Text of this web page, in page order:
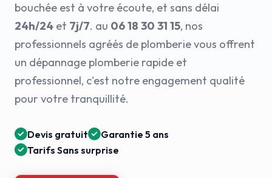
bouchée est à votre écoute, et sans délai
24h/24 et 7j/7. au 06 18 30 31 15, nos
professionnels agréés de plomberie vous offrent
un dépannage plomberie rapide et
professionnel, c'est notre engagement qualité
pour votre tranquillité.
Devis gratuit
Garantie 5 ans
Tarifs Sans surprise